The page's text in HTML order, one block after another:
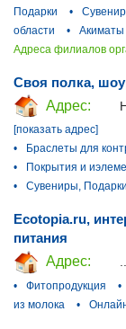
Подарки
•
области
•
Акиматы
Адреса филиалов
Своя полка,
Адрес:
[показать адрес]
•
Браслеты для
•
Покрытия и
•
Сувениры, Подарки
Ecotopia.ru,
питания
Адрес:
•
Фитопродукция •
из молока
•